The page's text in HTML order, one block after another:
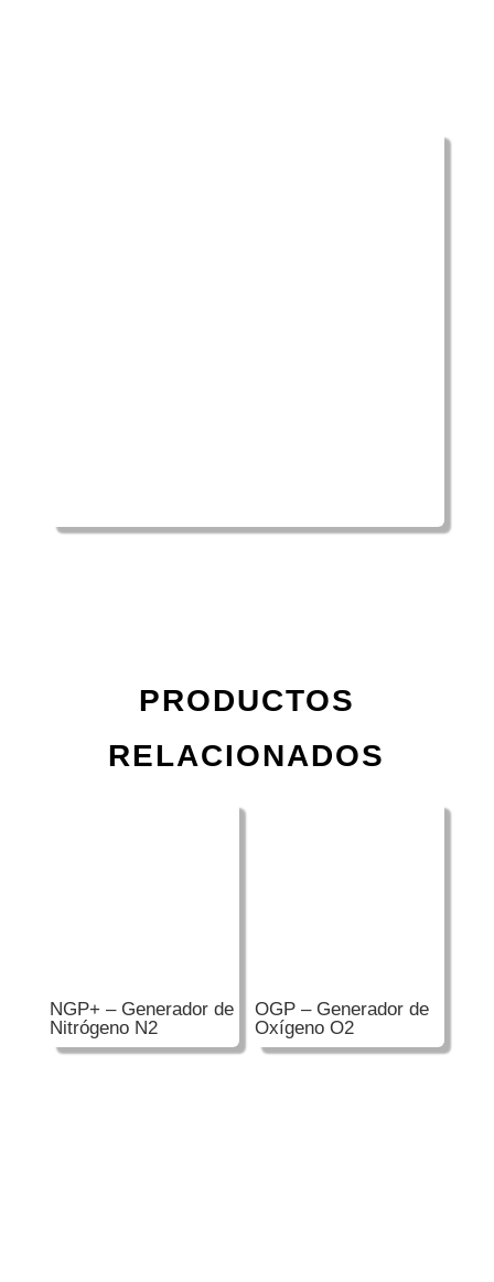
PRODUCTOS
RELACIONADOS
NGP+ – Generador de
Nitrógeno N2
OGP – Generador de
Oxígeno O2